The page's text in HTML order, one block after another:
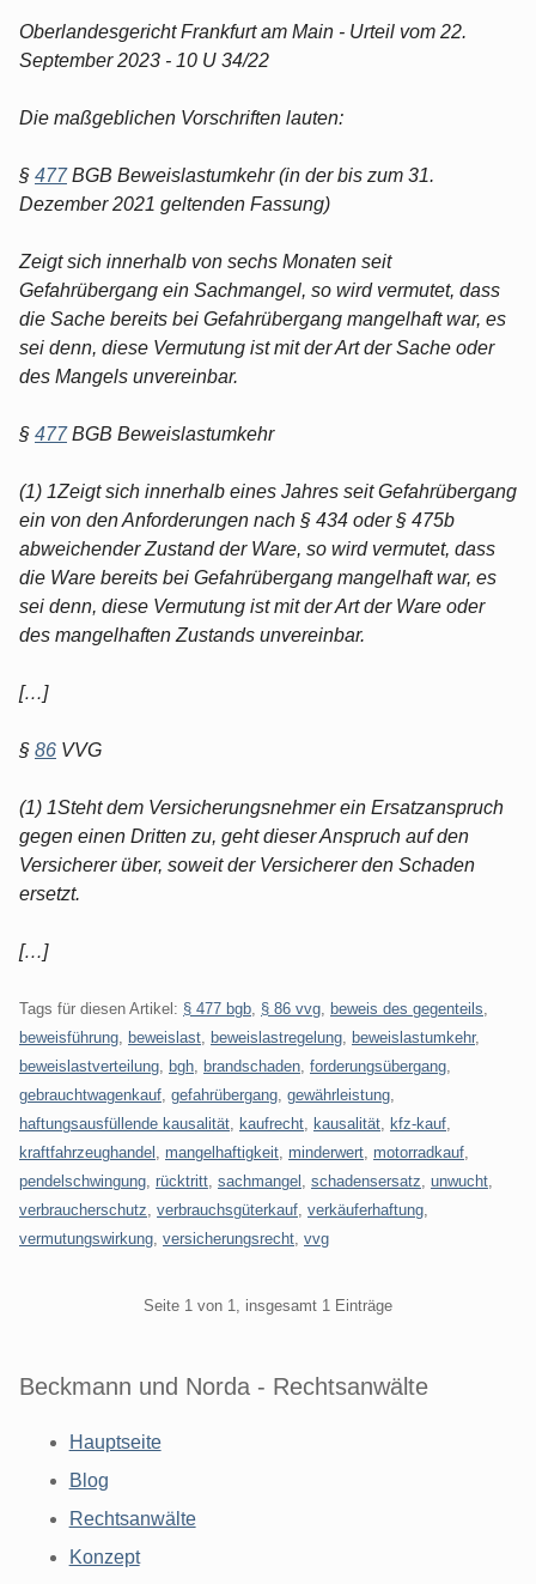
Oberlandesgericht Frankfurt am Main - Urteil vom 22.
September 2023 - 10 U 34/22
Die maßgeblichen Vorschriften lauten:
§ 477BGB Beweislastumkehr (in der bis zum 31.
Dezember 2021 geltenden Fassung)
Zeigt sich innerhalb von sechs Monaten seit
Gefahrübergang ein Sachmangel, so wird vermutet, dass
die Sache bereits bei Gefahrübergang mangelhaft war, es
sei denn, diese Vermutung ist mit der Art der Sache oder
des Mangels unvereinbar.
§ 477BGB Beweislastumkehr
(1) 1Zeigt sich innerhalb eines Jahres seit Gefahrübergang
ein von den Anforderungen nach § 434 oder § 475b
abweichender Zustand der Ware, so wird vermutet, dass
die Ware bereits bei Gefahrübergang mangelhaft war, es
sei denn, diese Vermutung ist mit der Art der Ware oder
des mangelhaften Zustands unvereinbar.
[…]
§ 86 VVG
(1) 1Steht dem Versicherungsnehmer ein Ersatzanspruch
gegen einen Dritten zu, geht dieser Anspruch auf den
Versicherer über, soweit der Versicherer den Schaden
ersetzt.
[…]
Tags für diesen Artikel: § 477 bgb § 86 vvg beweis des gegenteils
beweisführung
beweislast beweislastregelung beweislastumkehr,
beweislastverteilung
bgh brandschaden forderungsübergang
gebrauchtwagenkauf gefahrübergang gewährleistung
haftungsausfüllende kausalität
kaufrecht kausalität kfz-kauf
kraftfahrzeughandel
mangelhaftigkeit minderwert motorradkauf
pendelschwingung rücktritt sachmangel schadensersatz unwucht
verbraucherschutz verbrauchsgüterkauf verkäuferhaftung
vermutungswirkung versicherungsrecht vvg
Seite 1 von 1, insgesamt 1 Einträge
Beckmann und Norda - Rechtsanwälte
Hauptseite
Blog
Rechtsanwälte
Konzept